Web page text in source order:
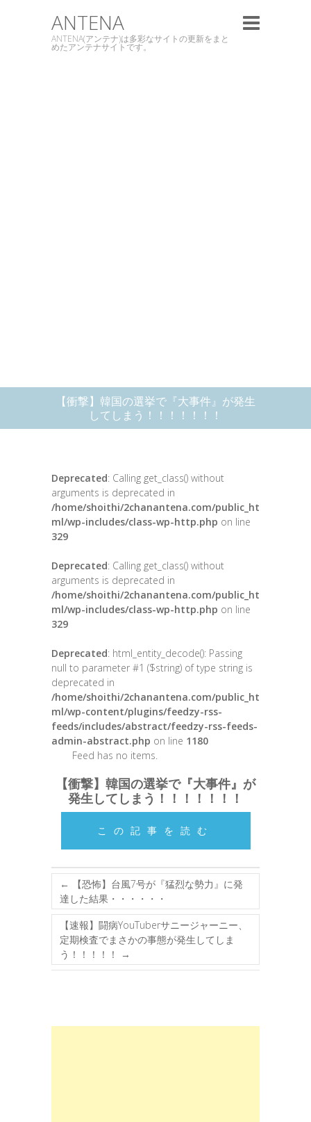
ANTENA
ANTENA(アンテナ)は多彩なサイトの更新をまと
めたアンテナサイトです。
【衝撃】韓国の選挙で『大事件』が発生
してしまう！！！！！！！
Deprecated: Calling get_class() without
arguments is deprecated in
/home/shoithi/2chanantena.com/public_ht
ml/wp-includes/class-wp-http.php on line
329
Deprecated: Calling get_class() without
arguments is deprecated in
/home/shoithi/2chanantena.com/public_ht
ml/wp-includes/class-wp-http.php on line
329
Deprecated: html_entity_decode(): Passing
null to parameter #1 ($string) of type string is
deprecated in
/home/shoithi/2chanantena.com/public_ht
ml/wp-content/plugins/feedzy-rss-
feeds/includes/abstract/feedzy-rss-feeds-
admin-abstract.php on line 1180
Feed has no items.
【衝撃】韓国の選挙で『大事件』が
発生してしまう！！！！！！！
この記事を読む
←
【恐怖】台風7号が『猛烈な勢力』に発
達した結果・・・・・・
【速報】闘病YouTuberサニージャーニー、
定期検査でまさかの事態が発生してしま
う！！！！！
→